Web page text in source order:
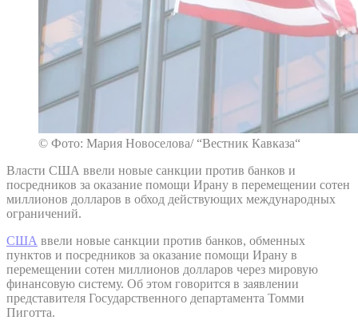
© Фото: Мария Новоселова/ “Вестник Кавказа“
Власти США ввели новые санкции против банков и
посредников за оказание помощи Ирану в перемещении сотен
миллионов долларов в обход действующих международных
ограничений.
США ввели новые санкции против банков, обменных
пунктов и посредников за оказание помощи Ирану в
перемещении сотен миллионов долларов через мировую
финансовую систему. Об этом говорится в заявлении
представителя Государственного департамента Томми
Пиготта.